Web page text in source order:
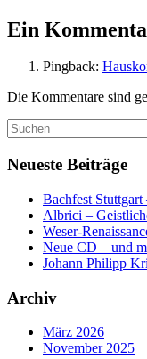
Ein
Pingback:
Die Kommentare sind
Suchen
nach:
Neueste Beiträge
Bachfest Stuttgart
Albrici –
Weser-
Neue CD – und
Johann Philipp
Archiv
März 2026
November 2025